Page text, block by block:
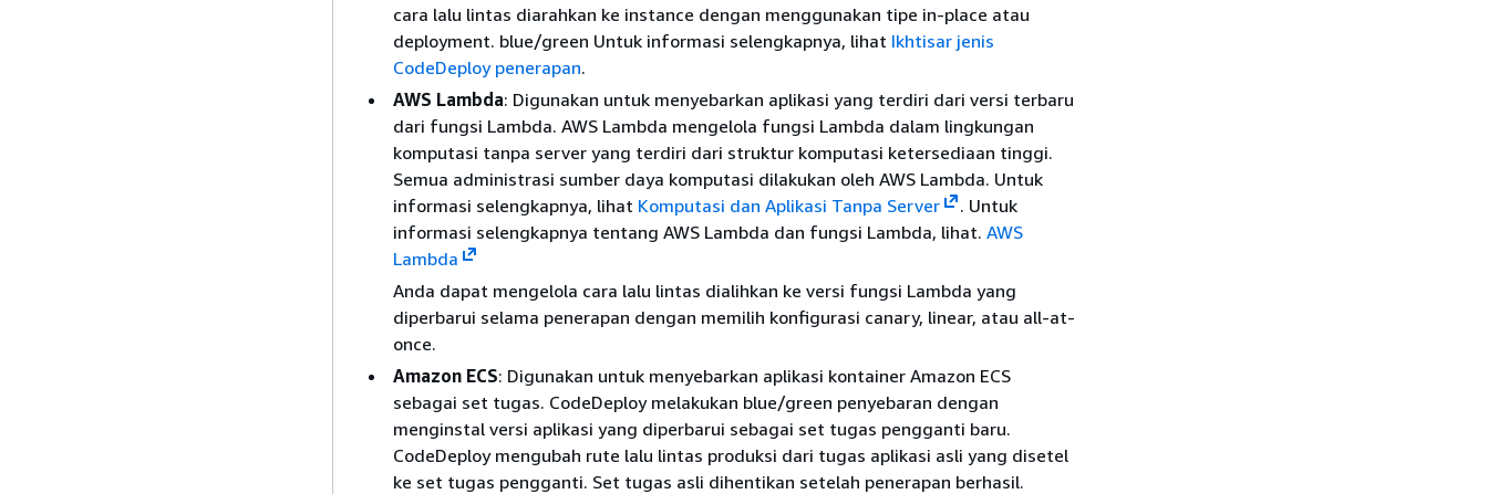
cara lalu lintas diarahkan ke instance dengan menggunakan tipe in-place atau
deployment. blue/green Untuk informasi selengkapnya, lihat Ikhtisar jenis
CodeDeploy penerapan.
AWS Lambda: Digunakan untuk menyebarkan aplikasi yang terdiri dari versi terbaru
dari fungsi Lambda. AWS Lambda mengelola fungsi Lambda dalam lingkungan
komputasi tanpa server yang terdiri dari struktur komputasi ketersediaan tinggi.
Semua administrasi sumber daya komputasi dilakukan oleh AWS Lambda. Untuk
informasi selengkapnya, lihat Komputasi dan Aplikasi Tanpa Server
. Untuk
informasi selengkapnya tentang AWS Lambda dan fungsi Lambda, lihat. AWS
Lambda
Anda dapat mengelola cara lalu lintas dialihkan ke versi fungsi Lambda yang
diperbarui selama penerapan dengan memilih konfigurasi canary, linear, atau all-at-
once.
Amazon ECS: Digunakan untuk menyebarkan aplikasi kontainer Amazon ECS
sebagai set tugas. CodeDeploy melakukan blue/green penyebaran dengan
menginstal versi aplikasi yang diperbarui sebagai set tugas pengganti baru.
CodeDeploy mengubah rute lalu lintas produksi dari tugas aplikasi asli yang disetel
ke set tugas pengganti. Set tugas asli dihentikan setelah penerapan berhasil.